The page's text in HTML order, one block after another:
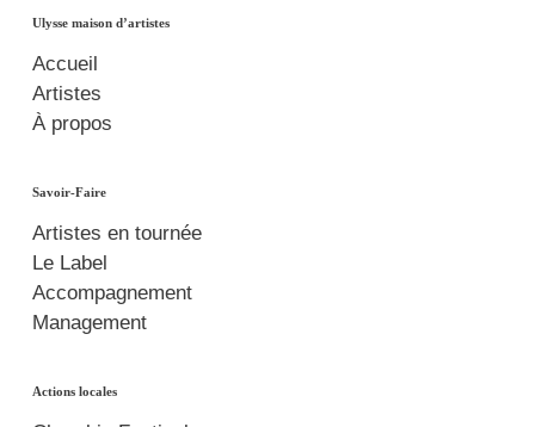
Ulysse maison d’artistes
Accueil
Artistes
À propos
Savoir-Faire
Artistes en tournée
Le Label
Accompagnement
Management
Actions locales